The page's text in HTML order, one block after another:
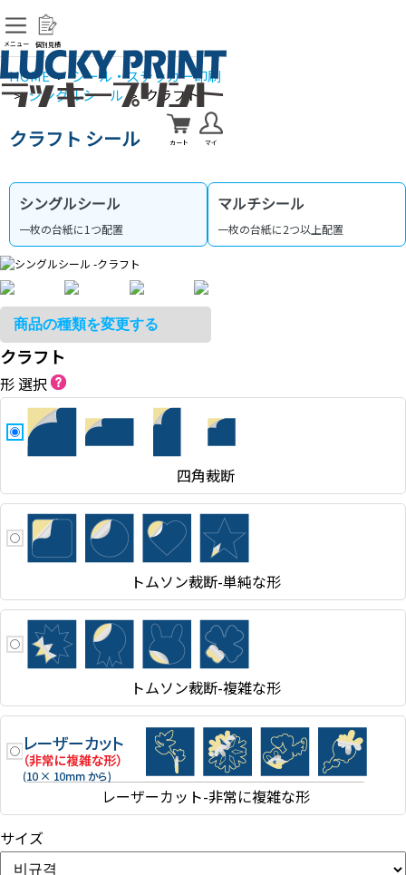
メニュー 個別見積
マイ
カート
HOME > シール・ステッカー印刷
> シングルシール > クラフト
クラフト シール
シングルシール
一枚の台紙に1つ配置
マルチシール
一枚の台紙に2つ以上配置
クラフト
形 選択
四角裁断
トムソン裁断-単純な形
トムソン裁断-複雑な形
レーザーカット-非常に複雑な形
サイズ